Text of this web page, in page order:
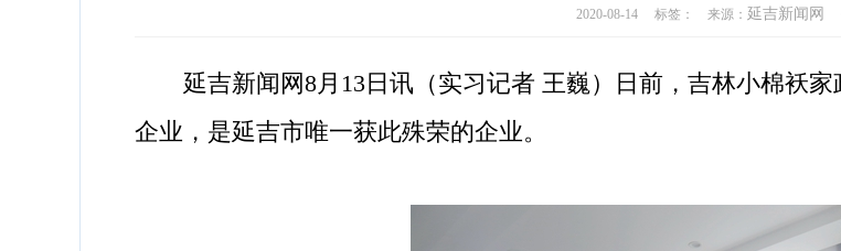
2020-08-14 标签： 来源： 延吉新闻网
延吉新闻网8月13日讯（实习记者 王巍）日前，吉林小棉袄家
企业，是延吉市唯一获此殊荣的企业。